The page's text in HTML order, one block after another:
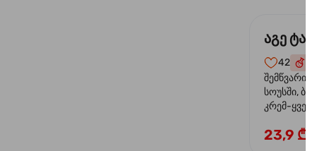
აგე
42
შემწვარი
სოუსში,
კრემ-
23,9 ₾